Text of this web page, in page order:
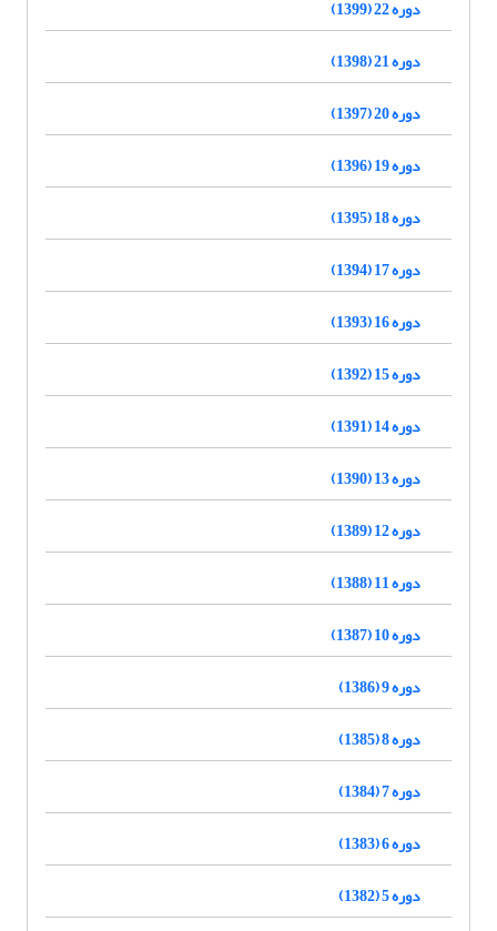
دوره 22 (1399)
دوره 21 (1398)
دوره 20 (1397)
دوره 19 (1396)
دوره 18 (1395)
دوره 17 (1394)
دوره 16 (1393)
دوره 15 (1392)
دوره 14 (1391)
دوره 13 (1390)
دوره 12 (1389)
دوره 11 (1388)
دوره 10 (1387)
دوره 9 (1386)
دوره 8 (1385)
دوره 7 (1384)
دوره 6 (1383)
دوره 5 (1382)